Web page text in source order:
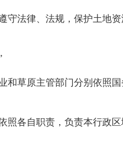
守法律、法规，保护土地
和草原主管部门分别依照
照各自职责，负责本行政